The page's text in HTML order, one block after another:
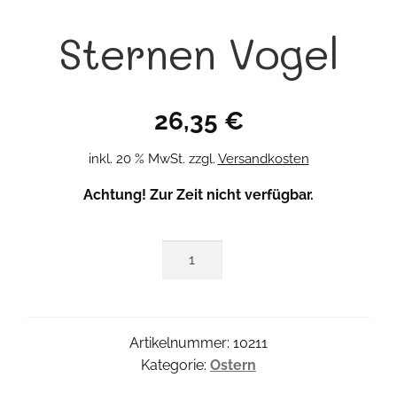
Sternen Vogel
26,35 €
inkl. 20 % MwSt. zzgl. Versandkosten
Achtung! Zur Zeit nicht verfügbar.
Artikelnummer: 10211
Kategorie: Ostern